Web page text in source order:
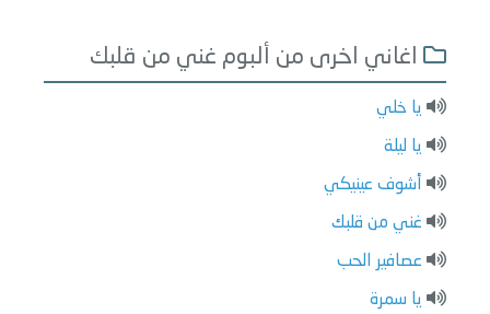
اغاني اخرى من ألبوم غني من قلبك
يا خلي
يا ليلة
أشوف عينيكي
غني من قلبك
عصافير الحب
يا سمرة